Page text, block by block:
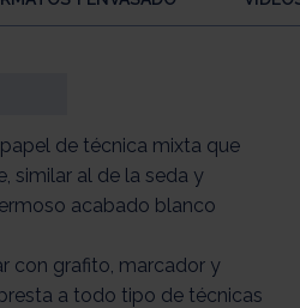
de técnica mixta que
similar al de la seda y
acabado blanco
con grafito, marcador y
a todo tipo de técnicas